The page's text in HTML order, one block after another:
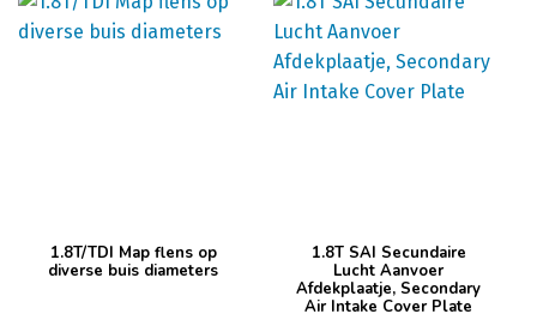
product
1.8T/TDI Map flens op
diverse buis diameters
1.8T SAI Secundaire
Lucht Aanvoer
Afdekplaatje, Secondary
Air Intake Cover Plate